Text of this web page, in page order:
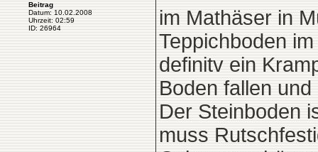
Beitrag
Datum: 10.02.2008
Uhrzeit: 02:59
ID: 26964
im Mathäser in
Teppichboden
definitv ein
Boden fallen
Der Steinboden
muss